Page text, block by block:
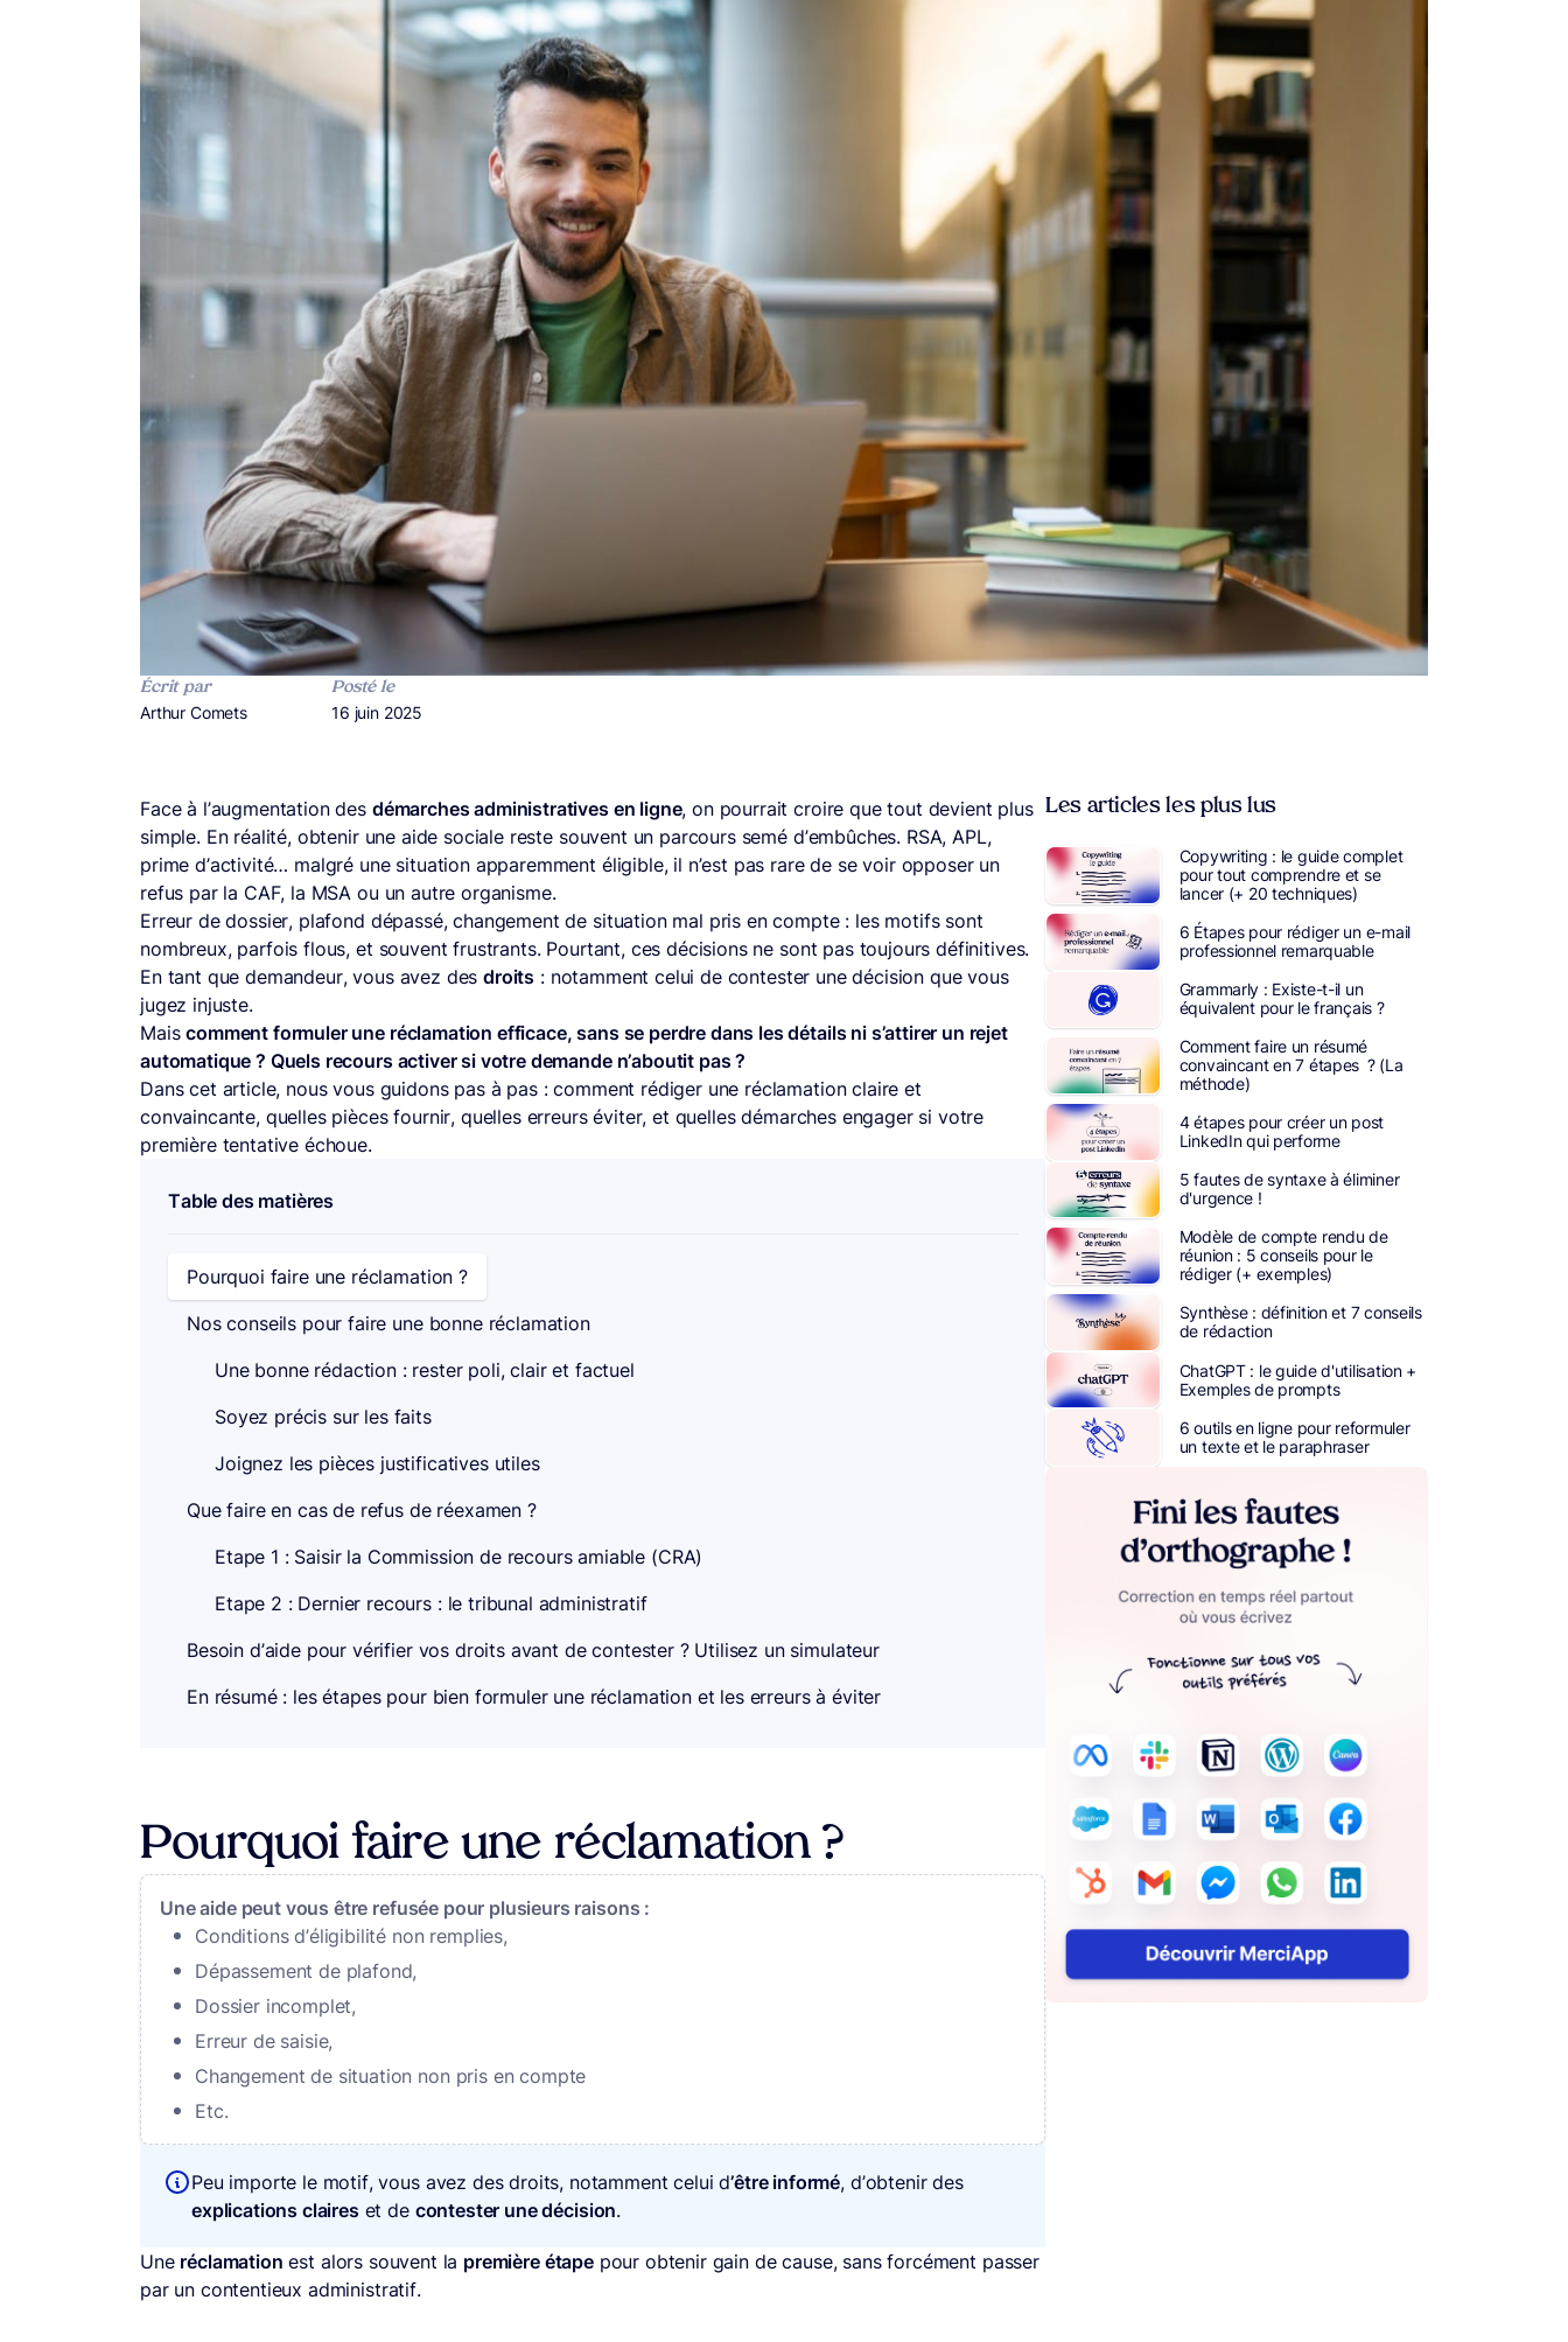
Écrit par
Publié par
Arthur Comets
Posté le
Publié le
16 juin 2025
Face à l’augmentation des démarches administratives en ligne, on pourrait croire que tout devient plus
simple. En réalité, obtenir une aide sociale reste souvent un parcours semé d’embûches. RSA, APL,
prime d’activité… malgré une situation apparemment éligible, il n’est pas rare de se voir opposer un
refus par la CAF, la MSA ou un autre organisme.
Erreur de dossier, plafond dépassé, changement de situation mal pris en compte : les motifs sont
nombreux, parfois flous, et souvent frustrants. Pourtant, ces décisions ne sont pas toujours définitives.
En tant que demandeur, vous avez desdroits : notamment celui de contester une décision que vous
jugez injuste.
Maiscomment formuler une réclamation efficace, sans se perdre dans les détails ni s’attirer un rejet
automatique ? Quels recours activer si votre demande n’aboutit pas ?
Dans cet article, nous vous guidons pas à pas : comment rédiger une réclamation claire et
convaincante, quelles pièces fournir, quelles erreurs éviter, et quelles démarches engager si votre
première tentative échoue.
Table des matières
Pourquoi faire une réclamation ?
Nos conseils pour faire une bonne réclamation
Une bonne rédaction : rester poli, clair et factuel
Soyez précis sur les faits
Joignez les pièces justificatives utiles
Que faire en cas de refus de réexamen ?
Etape 1 : Saisir la Commission de recours amiable (CRA)
Etape 2 : Dernier recours : le tribunal administratif
Besoin d’aide pour vérifier vos droits avant de contester ? Utilisez un simulateur
En résumé : les étapes pour bien formuler une réclamation et les erreurs à éviter
Pourquoi faire une réclamation ?
Une aide peut vous être refusée pour plusieurs raisons :
Conditions d’éligibilité non remplies,
Dépassement de plafond,
Dossier incomplet,
Erreur de saisie,
Changement de situation non pris en compte
Etc.
Peu importe le motif, vous avez des droits, notamment celui d’être informé, d’obtenir des
explications claireset de contester une décision.
Une réclamation est alors souvent la première étapepour obtenir gain de cause, sans forcément passer
par un contentieux administratif.
Les articles les plus lus
Copywriting : le guide complet
pour tout comprendre et se
lancer (+ 20 techniques)
6 Étapes pour rédiger un e-mail
professionnel remarquable
Grammarly : Existe-t-il un
équivalent pour le français ?
Comment faire un résumé
convaincant en 7 étapes ? (La
méthode)
4 étapes pour créer un post
LinkedIn qui performe
5 fautes de syntaxe à éliminer
d'urgence !
Modèle de compte rendu de
réunion : 5 conseils pour le
rédiger (+ exemples)
Synthèse : définition et 7 conseils
de rédaction
ChatGPT : le guide d'utilisation +
Exemples de prompts
6 outils en ligne pour reformuler
un texte et le paraphraser